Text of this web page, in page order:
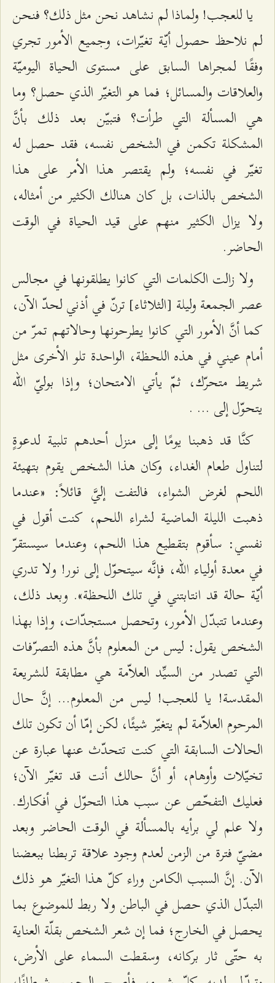
يا للعجب! ولماذا لم نشاهد نحن مثل ذلك؟ فنحن
لم نلاحظ حصول أيّة تغيّرات، وجميع الأمور تجري
وفقًا لمجراها السابق على مستوى الحياة اليوميّة
والعلاقات والمسائل؛ فما هو التغيّر الذي حصل؟ وما
هي المسألة التي طرأت؟ فتبيّن بعد ذلك بأنَّ
المشكلة تكمن في الشخص نفسه، فقد حصل له
تغيّر في نفسه؛ ولم يقتصر هذا الأمر على هذا
الشخص بالذات، بل كان هنالك الكثير من أمثاله،
ولا يزال الكثير منهم على قيد الحياة في الوقت
الحاضر.
ولا زالت الكلمات التي كانوا يطلقونها في مجالس
عصر الجمعة وليلة [الثلاثاء] ترنّ في أذني لحدّ الآن،
كما أنَّ الأمور التي كانوا يطرحونها وحالاتهم تمرّ من
أمام عيني في هذه اللحظة، الواحدة تلو الأخرى مثل
شريط متحرّك، ثمّ يأتي الامتحان؛ وإذا بوليّ الله
يتحوّل إلى ... .
كنَّا قد ذهبنا يومًا إلى منزل أحدهم تلبية لدعوةٍ
لتناول طعام الغداء، وكان هذا الشخص يقوم بتهيئة
اللحم لغرض الشواء، فالتفت إليَّ قائلاً: «عندما
ذهبت الليلة الماضية لشراء اللحم، كنت أقول في
نفسي: سأقوم بتقطيع هذا اللحم، وعندما سيستقرّ
في معدة أولياء الله، فإنَّه سيتحوّل إلى نور! ولا تدري
أيّة حالة قد انتابتني في تلك اللحظة». وبعد ذلك،
وعندما تتبدّل الأمور، وتحصل مستجدّات، وإذا بهذا
الشخص يقول: ليس من المعلوم بأنَّ هذه التصرّفات
التي تصدر من السيِّد العلاّمة هي مطابقة للشريعة
المقدسة! يا للعجب! ليس من المعلوم... إنَّ حال
المرحوم العلاّمة لم يتغيّر شيئًا، لكن إمّا أن تكون تلك
الحالات السابقة التي كنت تتحدّث عنها عبارة عن
تخيّلات وأوهام، أو أنَّ حالك أنت قد تغيّر الآن؛
فعليك التفحّص عن سبب هذا التحوّل في أفكارك.
ولا علم لي برأيه بالمسألة في الوقت الحاضر وبعد
مضيّ فترة من الزمن لعدم وجود علاقة تربطنا ببعضنا
الآن. إنَّ السبب الكامن وراء كلّ هذا التغيّر هو ذلك
التبدّل الذي حصل في الباطن ولا ربط للموضوع بما
يحصل في الخارج؛ فما إن شعر الشخص بقلّة العناية
به حتّى ثار بركانه، وسقطت السماء على الأرض،